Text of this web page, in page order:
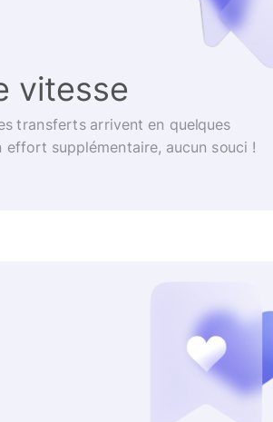
vitesse
transferts arrivent en quelques
effort supplémentaire, aucun souci !